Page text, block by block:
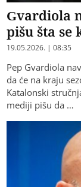
Gvardiola
pišu šta se
19.05.2026. | 08:35
Pep Gvardiola
da će na kraju
Katalonski
mediji pišu da …